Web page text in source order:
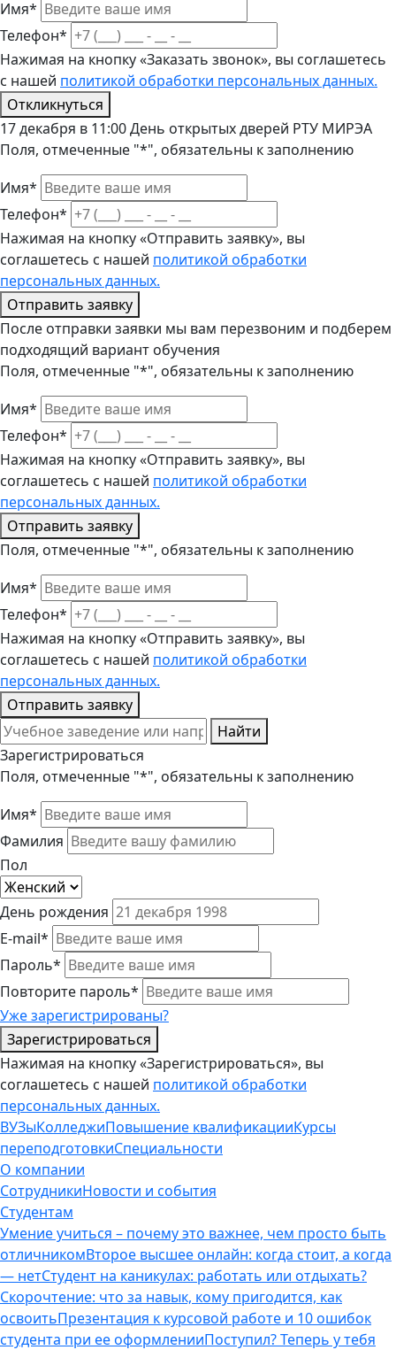
Имя*
Телефон*
Нажимая на кнопку «Заказать звонок», вы соглашетесь
с нашей политикой обработки персональных данных.
Откликнуться
17 декабря в 11:00 День открытых дверей РТУ МИРЭА
Поля, отмеченные "*", обязательны к заполнению
Имя*
Телефон*
Нажимая на кнопку «Отправить заявку», вы
соглашетесь с нашей политикой обработки
персональных данных.
Отправить заявку
После отправки заявки мы вам перезвоним и подберем
подходящий вариант обучения
Поля, отмеченные "*", обязательны к заполнению
Имя*
Телефон*
Нажимая на кнопку «Отправить заявку», вы
соглашетесь с нашей политикой обработки
персональных данных.
Отправить заявку
Поля, отмеченные "*", обязательны к заполнению
Имя*
Телефон*
Нажимая на кнопку «Отправить заявку», вы
соглашетесь с нашей политикой обработки
персональных данных.
Отправить заявку
Найти
Зарегистрироваться
Поля, отмеченные "*", обязательны к заполнению
Имя*
Фамилия
Пол
День рождения
E-mail*
Пароль*
Повторите пароль*
Уже зарегистрированы?
Зарегистрироваться
Нажимая на кнопку «Зарегистрироваться», вы
соглашетесь с нашей политикой обработки
персональных данных.
ВУЗыКолледжиПовышение квалификацииКурсы
переподготовкиСпециальности
О компании
СотрудникиНовости и события
Студентам
Умение учиться – почему это важнее, чем просто быть
отличникомВторое высшее онлайн: когда стоит, а когда
— нетСтудент на каникулах: работать или отдыхать?
Скорочтение: что за навык, кому пригодится, как
освоитьПрезентация к курсовой работе и 10 ошибок
студента при ее оформленииПоступил? Теперь у тебя